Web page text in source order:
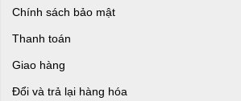
Chính sách bảo mật
Thanh toán
Giao hàng
Đổi và trả lại hàng hóa